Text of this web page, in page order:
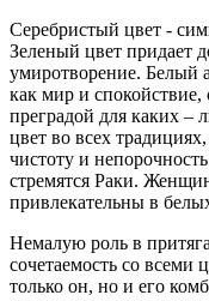
Серебристый цвет -
Зеленый цвет придает
умиротворение. Белый
как мир и
преградой для каких –
цвет во всех
чистоту и
стремятся Раки.
привлекательны в
Немалую роль в
сочетаемость со всеми
только он, но и его